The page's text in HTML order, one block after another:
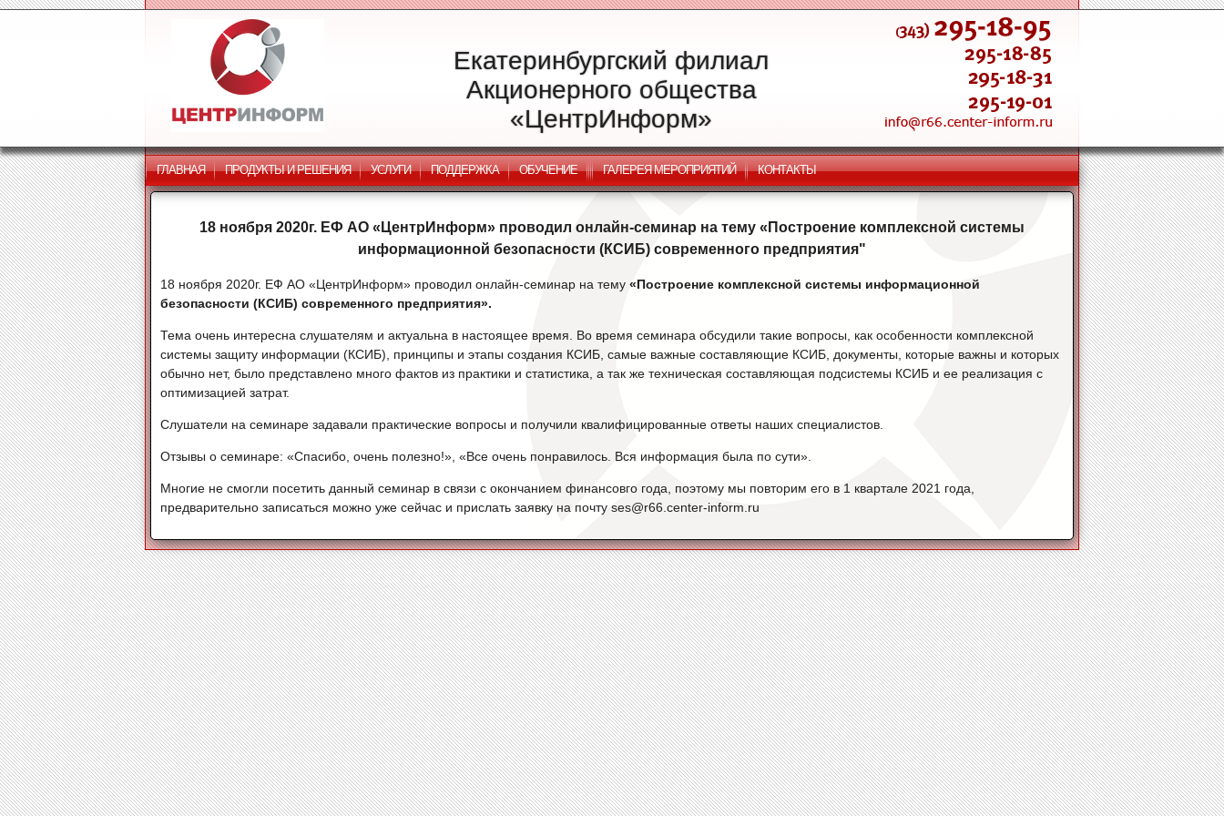
Екатеринбургский филиал
Акционерного общества
«ЦентрИнформ»
ГЛАВНАЯ ПРОДУКТЫ И РЕШЕНИЯ УСЛУГИ ПОДДЕРЖКА ОБУЧЕНИЕ ГАЛЕРЕЯ МЕРОПРИЯТИЙ КОНТАКТЫ
18 ноября 2020г. ЕФ АО «ЦентрИнформ» проводил онлайн-семинар на тему «Построение комплексной системы
информационной безопасности (КСИБ) современного предприятия"
18 ноября 2020г. ЕФ АО «ЦентрИнформ» проводил онлайн-семинар на тему «Построение комплексной системы информационной
безопасности (КСИБ) современного предприятия».
Тема очень интересна слушателям и актуальна в настоящее время. Во время семинара обсудили такие вопросы, как особенности комплексной
системы защиту информации (КСИБ), принципы и этапы создания КСИБ, самые важные составляющие КСИБ, документы, которые важны и которых
обычно нет, было представлено много фактов из практики и статистика, а так же техническая составляющая подсистемы КСИБ и ее реализация с
оптимизацией затрат.
Слушатели на семинаре задавали практические вопросы и получили квалифицированные ответы наших специалистов.
Отзывы о семинаре: «Спасибо, очень полезно!», «Все очень понравилось. Вся информация была по сути».
Многие не смогли посетить данный семинар в связи с окончанием финансовго года, поэтому мы повторим его в 1 квартале 2021 года,
предварительно записаться можно уже сейчас и прислать заявку на почту ses@r66.center-inform.ru